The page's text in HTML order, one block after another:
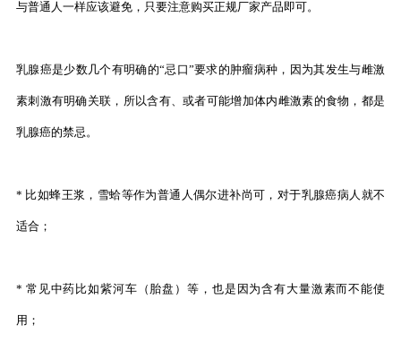
与普通人一样应该避免，只要注意购买正规厂家产品即可。
乳腺癌是少数几个有明确的“忌口”要求的肿瘤病种，因为其发生与雌激
素刺激有明确关联，所以含有、或者可能增加体内雌激素的食物，都是
乳腺癌的禁忌。
* 比如蜂王浆，雪蛤等作为普通人偶尔进补尚可，对于乳腺癌病人就不
适合；
* 常见中药比如紫河车（胎盘）等，也是因为含有大量激素而不能使
用；